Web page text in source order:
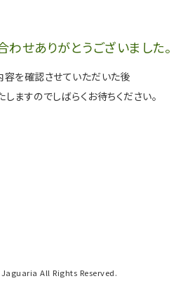
せありがとうございました。
容を確認させていただいた後
ますのでしばらくお待ちください。
All Rights Reserved.